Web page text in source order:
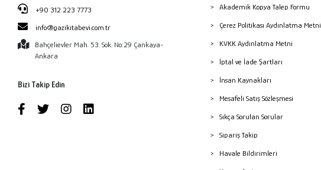
+90 312 223 7773
info@gazikitabevi.com.tr
Bahçelievler Mah. 53. Sok. No:29 Çankaya-
Ankara
Bizi Takip Edin
Akademik Kopya Talep Formu
Çerez Politikası Aydınlatma Metni
KVKK Aydınlatma Metni
İptal ve İade Şartları
İnsan Kaynakları
Mesafeli Satış Sözleşmesi
Sıkça Sorulan Sorular
Sipariş Takip
Havale Bildirimleri